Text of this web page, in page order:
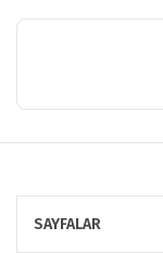
SAYFALAR